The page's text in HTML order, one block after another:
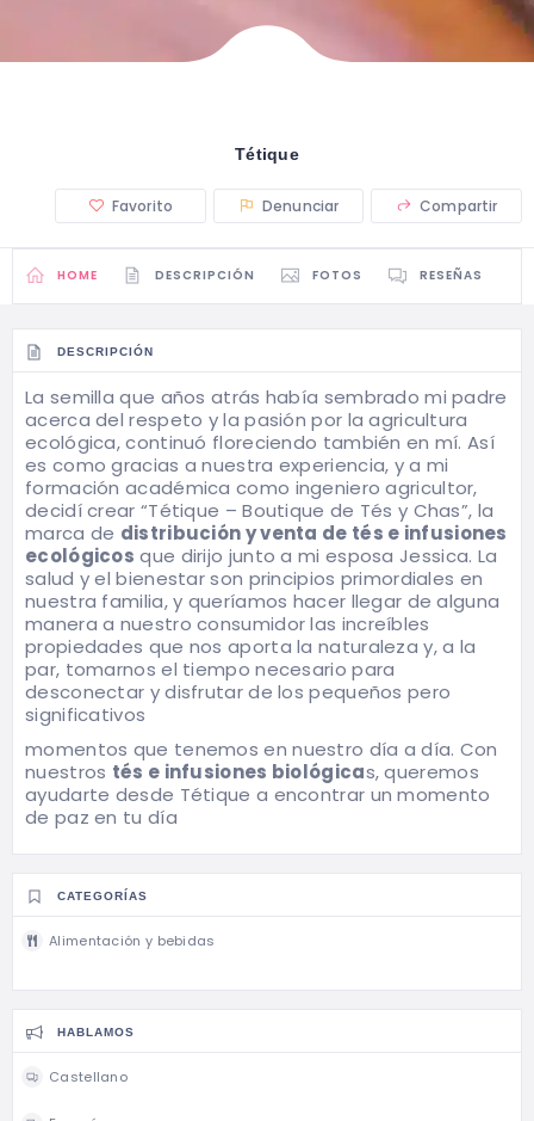
Tétique
Favorito Denunciar Compartir
HOME DESCRIPCIÓN FOTOS RESEÑAS
DESCRIPCIÓN
La semilla que años atrás había sembrado mi padre
acerca del respeto y la pasión por la agricultura
ecológica, continuó floreciendo también en mí. Así
es como gracias a nuestra experiencia, y a mi
formación académica como ingeniero agricultor,
decidí crear “Tétique – Boutique de Tés y Chas”, la
marca de distribución y venta de tés e infusiones
ecológicos que dirijo junto a mi esposa Jessica. La
salud y el bienestar son principios primordiales en
nuestra familia, y queríamos hacer llegar de alguna
manera a nuestro consumidor las increíbles
propiedades que nos aporta la naturaleza y, a la
par, tomarnos el tiempo necesario para
desconectar y disfrutar de los pequeños pero
significativos
momentos que tenemos en nuestro día a día. Con
nuestros tés e infusiones biológicas, queremos
ayudarte desde Tétique a encontrar un momento
de paz en tu día
CATEGORÍAS
Alimentación y bebidas
HABLAMOS
Castellano